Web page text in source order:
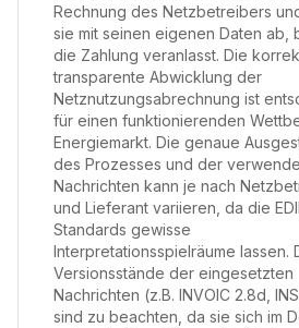
Rechnung des Netzbetreibers
sie mit seinen eigenen Daten ab,
die Zahlung veranlasst. Die
transparente Abwicklung der
Netznutzungsabrechnung ist
für einen funktionierenden
Energiemarkt. Die genaue
des Prozesses und der
Nachrichten kann je nach
und Lieferant variieren, da die
Standards gewisse
Interpretationsspielräume lassen.
Versionsstände der eingesetzten
Nachrichten (z.B. INVOIC 2.8d,
sind zu beachten, da sie sich im